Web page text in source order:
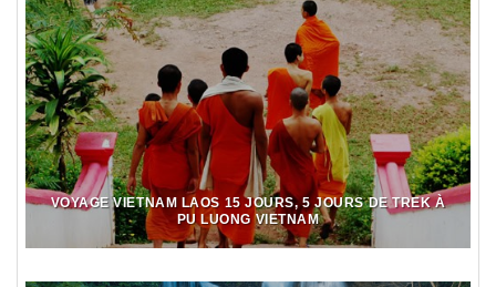
VOYAGE VIETNAM LAOS 15 JOURS, 5 JOURS DE TREK À
PU LUONG VIETNAM